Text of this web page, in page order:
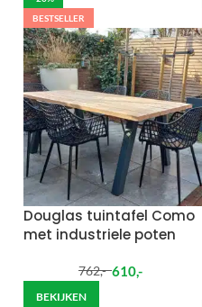
BESTSELLER
Douglas tuintafel Como
met industriele poten
762,- 610,-
BEKIJKEN